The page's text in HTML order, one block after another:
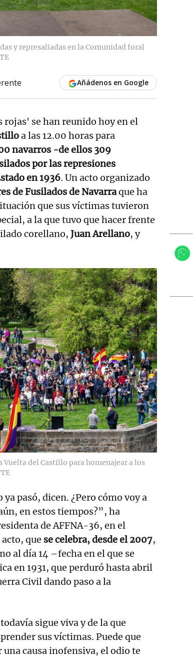
y represaliadas en la Comunidad foral
Añádenos en Google
se han reunido hoy en el
a las 12.00 horas para
navarros -de ellos 309
por las represiones
en 1936. Un acto organizado
de Fusilados de Navarraque ha
que sus víctimas tuvieron
a la que tuvo que hacer frente
corellano, Juan Arellano, y
del Castillo para homenajear a los
pasó, dicen. ¿Pero cómo voy a
en estos tiempos?”, ha
de AFFNA-36, en el
que se celebra, desde el 2007,
al día 14 –fecha en el que se
en 1931, que perduró hasta abril
Civil dando paso a la
sigue viva y de la que
sus víctimas. Puede que
una causa inofensiva, el odio te